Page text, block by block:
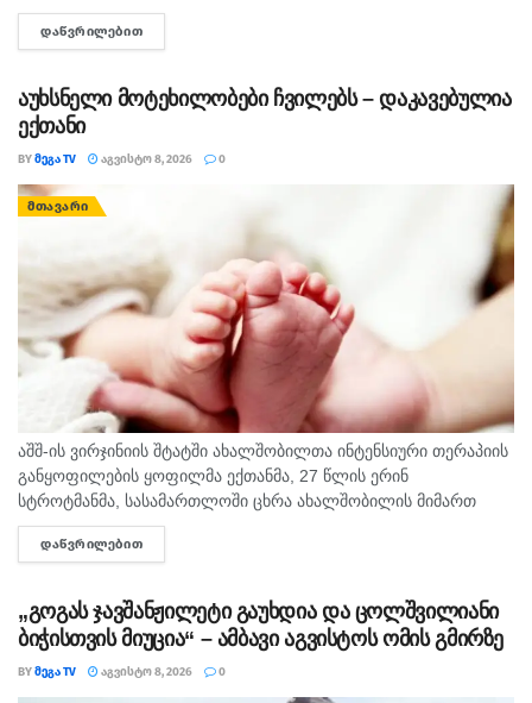
დაშავებულებიც. შსს-ს ინფორმაციით, გამოძიება 276-ე მუხლის
მე-6 ნაწილით მიმდინარეობს.
ᲓᲐᲬᲕᲠᲘᲚᲔᲑᲘᲗ
აუხსნელი მოტეხილობები ჩვილებს – დაკავებულია
ექთანი
BYᲛᲔᲒᲐ TV ᲐᲒᲕᲘᲡᲢᲝ 8, 2026 0
ᲛᲗᲐᲕᲐᲠᲘ
აშშ-ის ვირჯინიის შტატში ახალშობილთა ინტენსიური თერაპიის
განყოფილების ყოფილმა ექთანმა, 27 წლის ერინ
სტროტმანმა, სასამართლოში ცხრა ახალშობილის მიმართ
ბავშვზე ძალადობის ბრალდებაზე დანაშაული არ უარყო. საქმე
ერთ-ერთ ყველაზე გახმაურებულ სამედიცინო სკანდალად
ᲓᲐᲬᲕᲠᲘᲚᲔᲑᲘᲗ
„გოგას ჯავშანჟილეტი გაუხდია და ცოლშვილიანი
ბიჭისთვის მიუცია“ – ამბავი აგვისტოს ომის გმირზე
BYᲛᲔᲒᲐ TV ᲐᲒᲕᲘᲡᲢᲝ 8, 2026 0